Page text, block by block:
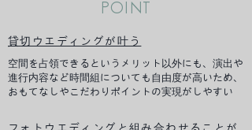
​POINT
貸切ウエディングが叶う
空間を占領できるというメリット以外にも、演出や
進行内容など時間組についても自由度が高いため、
おもてなしやこだわりポイントの実現がしやすい